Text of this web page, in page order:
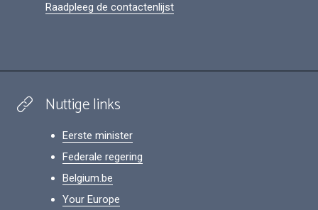
Raadpleeg de contactenlijst
Nuttige links
Eerste minister
Federale regering
Belgium.be
Your Europe